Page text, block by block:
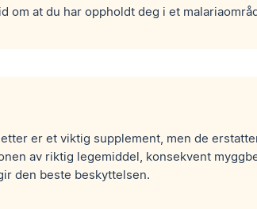
om at du har oppholdt deg i et
er et viktig supplement, men de
av riktig legemiddel, konsekvent
den beste beskyttelsen.